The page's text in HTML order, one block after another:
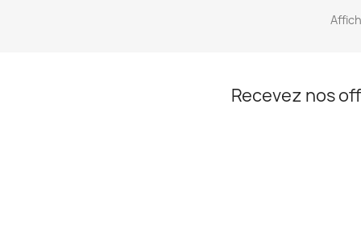
Recevez nos